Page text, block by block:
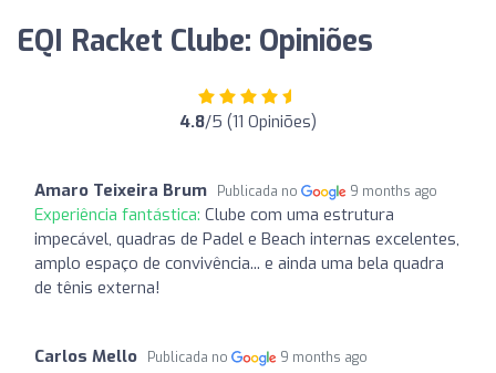
EQI Racket Clube: Opiniões
4.8/5 (11 Opiniões)
Amaro Teixeira Brum Publicada no 9 months ago
Experiência fantástica: Clube com uma estrutura
impecável, quadras de Padel e Beach internas excelentes,
amplo espaço de convivência... e ainda uma bela quadra
de tênis externa!
Carlos Mello Publicada no 9 months ago